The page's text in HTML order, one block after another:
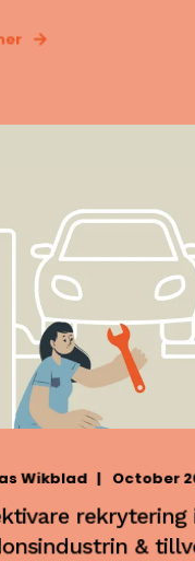
Wikblad October
rekrytering
&